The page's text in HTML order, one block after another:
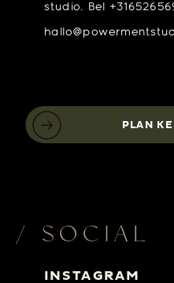
INSTAGRAM
/ SOCIAL
PLAN
studio. Bel